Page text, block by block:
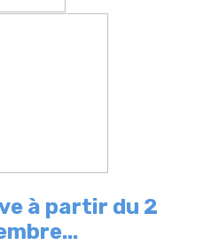
à partir du 2